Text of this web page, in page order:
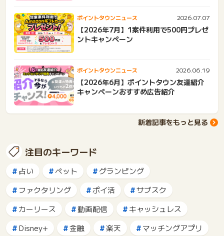
ポイントタウンニュース 2026.07.07
【2026年7月】1案件利用で500円プレゼ
ントキャンペーン
ポイントタウンニュース 2026.06.19
【2026年6月】ポイントタウン友達紹介
キャンペーンおすすめ広告紹介
新着記事をもっと見る
注目のキーワード
占い ペット
グランピング
ファクタリング
ポイ活
サブスク
カーリース
動画配信
キャッシュレス
Disney+
金融 楽天
マッチングアプリ